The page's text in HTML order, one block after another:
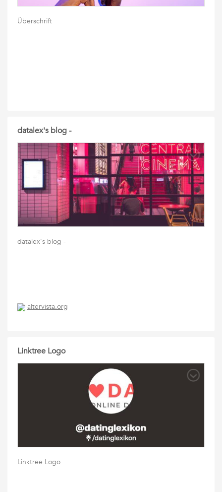
Überschrift
datalex's blog -
datalex's blog -
altervista.org
Linktree Logo
Linktree Logo